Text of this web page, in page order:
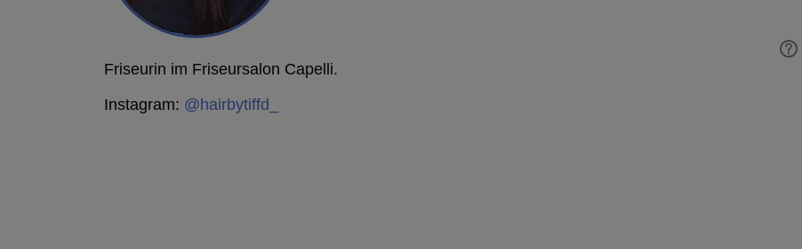
Friseurin im Friseursalon Capelli.
Instagram: @hairbytiffd_